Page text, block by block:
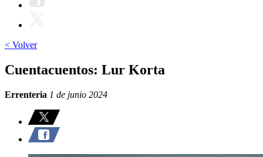
< Volver
Cuentacuentos: Lur Korta
Errenteria 1 de junio 2024